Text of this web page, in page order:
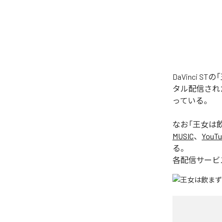
DaVinci STの
タル配信され
っている。
なお「王女は
MUSIC、
る。
各配信サービ